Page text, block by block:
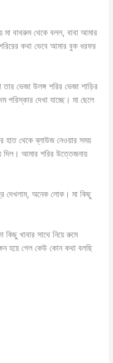
বাথরুম থেকে বলল, বাবা আমার
কথা ভেবে আমার বুক ধরফর
ভেজা উলঙ্গ শরির ভেজা শাড়ির
দেখা যাচ্ছে। মা ছেলে
হাত থেকে ব্লাউজ নেওয়ার সময়
দিল। আমার শরির উত্তেজনায়
দেখলাম, অনেক লোক। মা কিছু
কিছু খাবার সাথে নিয়ে রুমে
হয়ে গেল কেউ কোন কথা বলছি